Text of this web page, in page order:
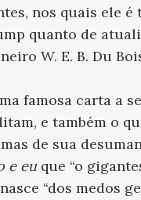
nos quais ele é
quanto de
W. E. B. Du
famosa carta a
e também o
de sua
e euque “o
“dos medos